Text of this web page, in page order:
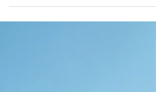
Medizin und Psychologie diskutieren aktuelle